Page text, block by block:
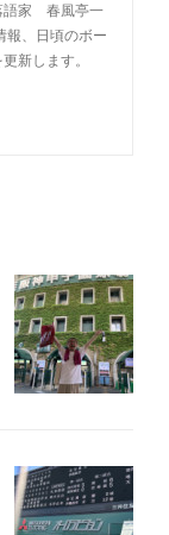
語家 春風亭一
報、日頃のボー
新します。